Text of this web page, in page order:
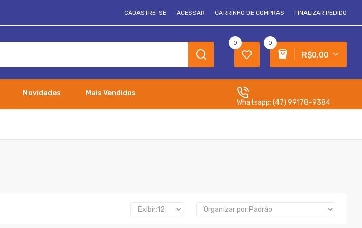
CADASTRE-SE ACESSAR CARRINHO DE COMPRAS FINALIZAR PEDIDO
0
R$0,00
0
Novidades
Mais Vendidos
Whatsapp: (47) 99178-9384